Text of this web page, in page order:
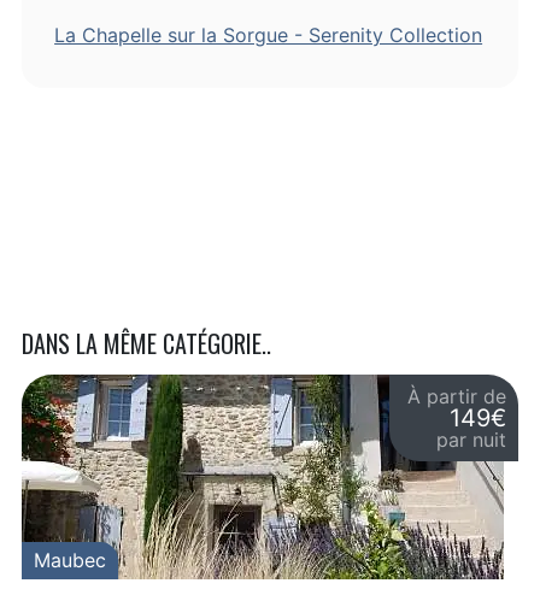
La Chapelle sur la Sorgue - Serenity Collection
DANS LA MÊME CATÉGORIE..
À partir de
149€
par nuit
Maubec